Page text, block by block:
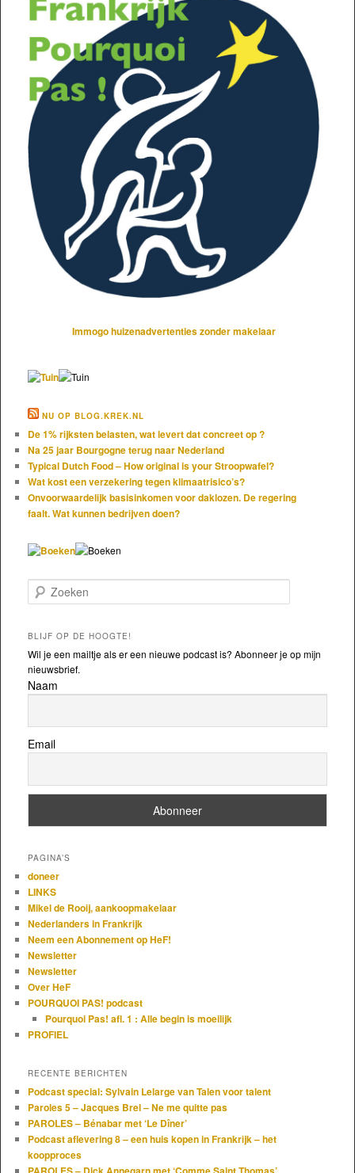
Immogo huizenadvertenties zonder makelaar
NU OP BLOG.KREK.NL
De 1% rijksten belasten, wat levert dat concreet op ?
Na 25 jaar Bourgogne terug naar Nederland
Typical Dutch Food – How original is your Stroopwafel?
Wat kost een verzekering tegen klimaatrisico’s?
Onvoorwaardelijk basisinkomen voor daklozen. De regering
faalt. Wat kunnen bedrijven doen?
Zoeken
BLIJF OP DE HOOGTE!
Wil je een mailtje als er een nieuwe podcast is? Abonneer je op mijn
nieuwsbrief.
Naam
Email
PAGINA’S
doneer
LINKS
Mikel de Rooij, aankoopmakelaar
Nederlanders in Frankrijk
Neem een Abonnement op HeF!
Newsletter
Newsletter
Over HeF
POURQUOI PAS! podcast
Pourquoi Pas! afl. 1 : Alle begin is moeilijk
PROFIEL
RECENTE BERICHTEN
Podcast special: Sylvain Lelarge van Talen voor talent
Paroles 5 – Jacques Brel – Ne me quitte pas
PAROLES – Bénabar met ‘Le Dîner’
Podcast aflevering 8 – een huis kopen in Frankrijk – het
koopproces